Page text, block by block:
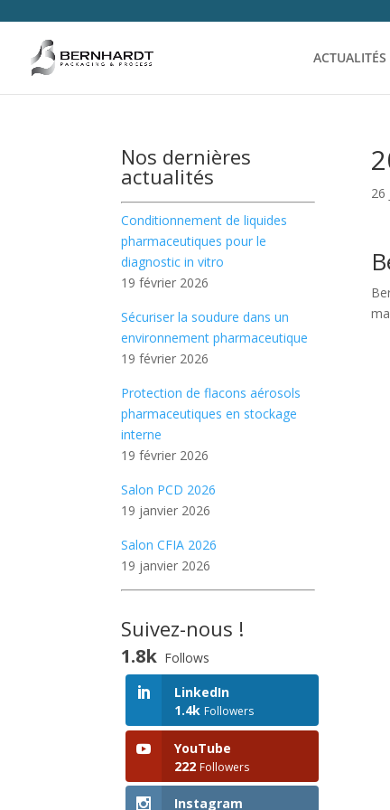
ACTUALITÉS
26
Nos dernières
actualités
Conditionnement de liquides
pharmaceutiques pour le
diagnostic in vitro
19 février 2026
Sécuriser la soudure dans un
environnement pharmaceutique
19 février 2026
Protection de flacons aérosols
pharmaceutiques en stockage
interne
19 février 2026
Salon PCD 2026
19 janvier 2026
Salon CFIA 2026
19 janvier 2026
Suivez-nous !
1.8k Follows
LinkedIn
1.4k Followers
YouTube
222 Followers
Instagram